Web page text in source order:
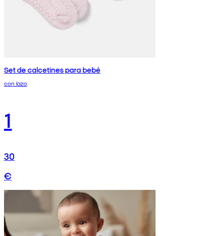
Set de calcetines para bebé
con lazo
1
30
€